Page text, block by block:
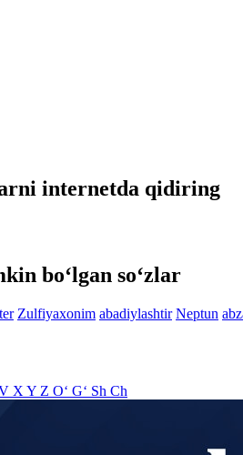
internetda qidiring
bo‘lgan so‘zlar
Zulfiyaxonim abadiylashtir Neptun
X Y Z O‘ G‘ Sh Ch